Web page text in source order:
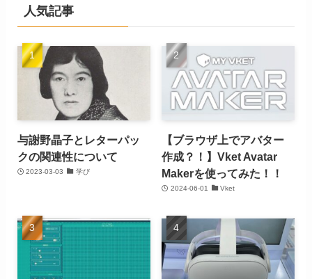
人気記事
与謝野晶子とレターパッ
クの関連性について
2023-03-03 学び
【ブラウザ上でアバター
作成？！】Vket Avatar
Makerを使ってみた！！
2024-06-01 Vket